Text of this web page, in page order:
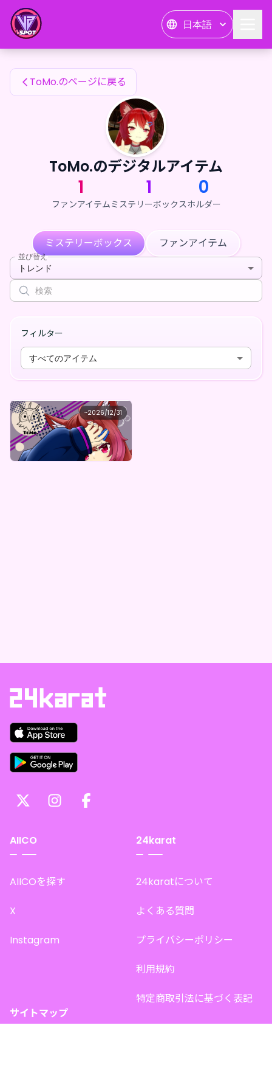
日本語
ToMo.のファンアイテム
ToMo.のページに戻る
ToMo.のデジタルアイテム
1
ファンアイテム
1
ミステリーボックス
0
ホルダー
ミステリーボックス ファンアイテム
並び替え
トレンド
フィルター
すべてのアイテム
~2026/12/31
ToMo.
ToMo.の宝箱（グッズガチャ）
最低価格
¥1,000 購入はこちら
AIICO
AIICOを探す
X
Instagram
24karat
24karatについて
よくある質問
プライバシーポリシー
利用規約
特定商取引法に基づく表記
サイトマップ
ToMo.のファンアイテム — 24karat